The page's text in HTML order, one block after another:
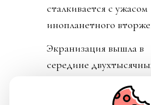
сталкивается с ужасом
инопланетного
Экранизация вышла в
середине
Критики отмечали, что